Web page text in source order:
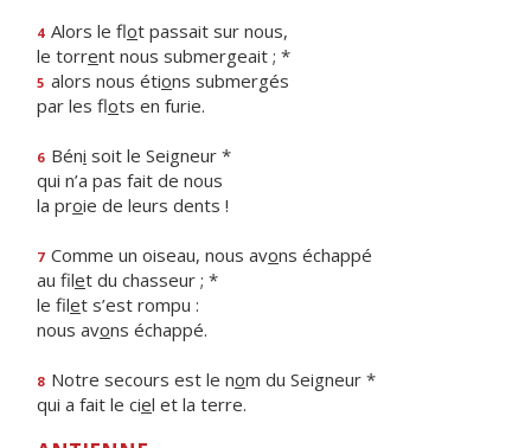
4 Alors le flot passait sur nous,
le torrent nous submergeait ; *
5 alors nous étions submergés
par les flots en furie.
6 Béni soit le Seigneur *
qui n’a pas fait de nous
la proie de leurs dents !
7 Comme un oiseau, nous avons échappé
au filet du chasseur ; *
le filet s’est rompu :
nous avons échappé.
8 Notre secours est le nom du Seigneur *
qui a fait le ciel et la terre.